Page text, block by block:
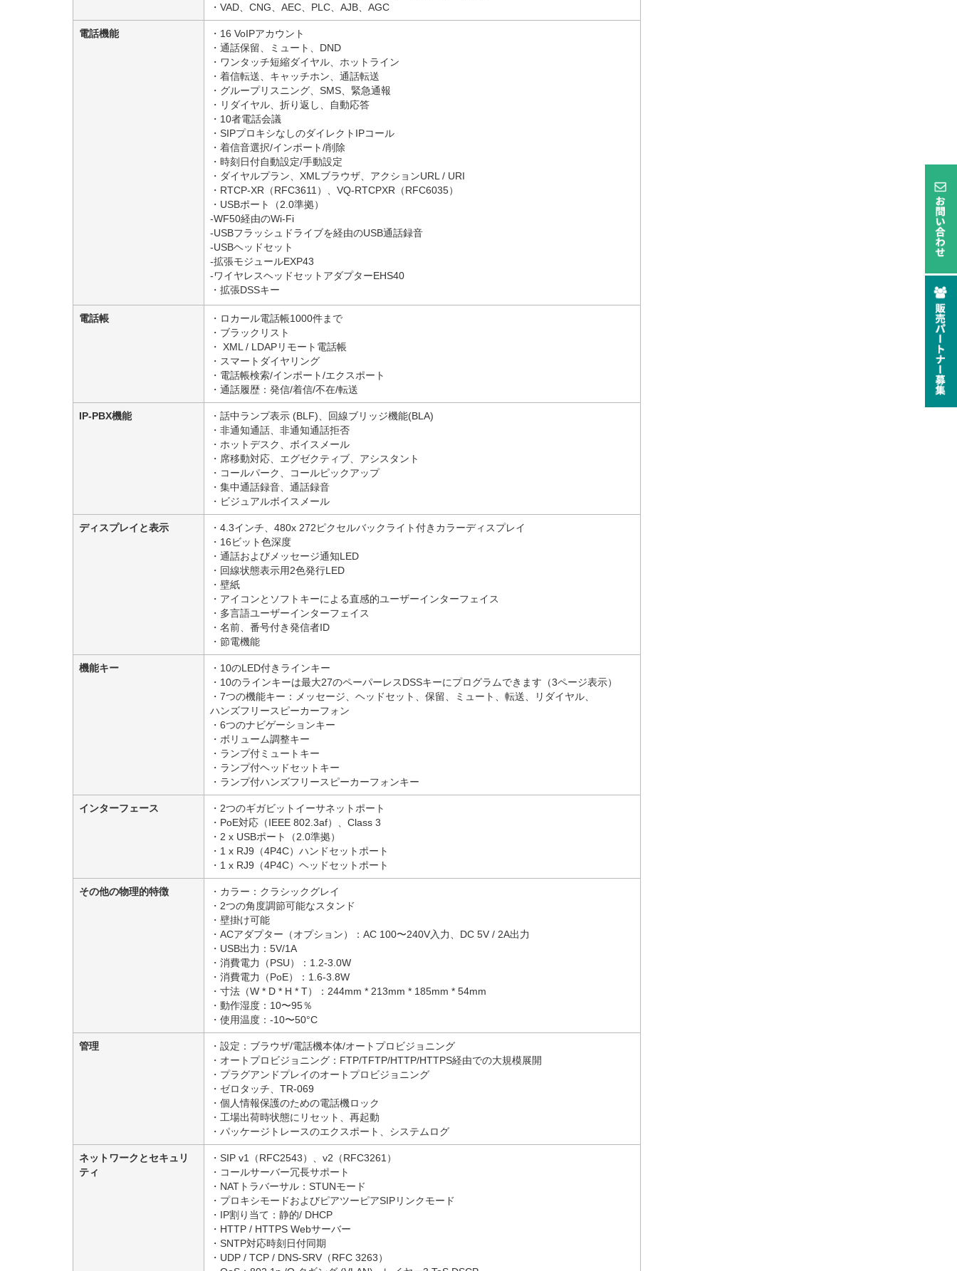
・VAD、CNG、AEC、PLC、AJB、AGC
電話機能
・16 VoIPアカウント
・通話保留、ミュート、DND
・ワンタッチ短縮ダイヤル、ホットライン
・着信転送、キャッチホン、通話転送
・グループリスニング、SMS、緊急通報
・リダイヤル、折り返し、自動応答
・10者電話会議
・SIPプロキシなしのダイレクトIPコール
・着信音選択/インポート/削除
・時刻日付自動設定/手動設定
・ダイヤルプラン、XMLブラウザ、アクションURL / URI
・RTCP-XR（RFC3611）、VQ-RTCPXR（RFC6035）
・USBポート（2.0準拠）
-WF50経由のWi-Fi
-USBフラッシュドライブを経由のUSB通話録音
-USBヘッドセット
-拡張モジュールEXP43
-ワイヤレスヘッドセットアダプターEHS40
・拡張DSSキー
電話帳
・ロカール電話帳1000件まで
・ブラックリスト
・ XML / LDAPリモート電話帳
・スマートダイヤリング
・電話帳検索/インポート/エクスポート
・通話履歴：発信/着信/不在/転送
IP-PBX機能
・話中ランプ表示 (BLF)、回線ブリッジ機能(BLA)
・非通知通話、非通知通話拒否
・ホットデスク、ボイスメール
・席移動対応、エグゼクティブ、アシスタント
・コールパーク、コールピックアップ
・集中通話録音、通話録音
・ビジュアルボイスメール
ディスプレイと表示
・4.3インチ、480x 272ピクセルバックライト付きカラーディスプレイ
・16ビット色深度
・通話およびメッセージ通知LED
・回線状態表示用2色発行LED
・壁紙
・アイコンとソフトキーによる直感的ユーザーインターフェイス
・多言語ユーザーインターフェイス
・名前、番号付き発信者ID
・節電機能
機能キー
・10のLED付きラインキー
・10のラインキーは最大27のペーパーレスDSSキーにプログラムできます（3ページ表示）
・7つの機能キー：メッセージ、ヘッドセット、保留、ミュート、転送、リダイヤル、
ハンズフリースピーカーフォン
・6つのナビゲーションキー
・ボリューム調整キー
・ランプ付ミュートキー
・ランプ付ヘッドセットキー
・ランプ付ハンズフリースピーカーフォンキー
インターフェース
・2つのギガビットイーサネットポート
・PoE対応（IEEE 802.3af）、Class 3
・2 x USBポート（2.0準拠）
・1 x RJ9（4P4C）ハンドセットポート
・1 x RJ9（4P4C）ヘッドセットポート
その他の物理的特徴
・カラー：クラシックグレイ
・2つの角度調節可能なスタンド
・壁掛け可能
・ACアダプター（オプション）：AC 100〜240V入力、DC 5V / 2A出力
・USB出力：5V/1A
・消費電力（PSU）：1.2-3.0W
・消費電力（PoE）：1.6-3.8W
・寸法（W * D * H * T）：244mm * 213mm * 185mm * 54mm
・動作湿度：10〜95％
・使用温度：-10〜50°C
管理
・設定：ブラウザ/電話機本体/オートプロビジョニング
・オートプロビジョニング：FTP/TFTP/HTTP/HTTPS経由での大規模展開
・プラグアンドプレイのオートプロビジョニング
・ゼロタッチ、TR-069
・個人情報保護のための電話機ロック
・工場出荷時状態にリセット、再起動
・パッケージトレースのエクスポート、システムログ
ネットワークとセキュリ
ティ
・SIP v1（RFC2543）、v2（RFC3261）
・コールサーバー冗長サポート
・NATトラバーサル：STUNモード
・プロキシモードおよびピアツーピアSIPリンクモード
・IP割り当て：静的/ DHCP
・HTTP / HTTPS Webサーバー
・SNTP対応時刻日付同期
・UDP / TCP / DNS-SRV（RFC 3263）